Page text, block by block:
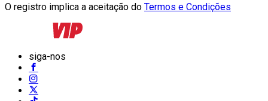
O registro implica a aceitação do Termos e Condições
siga-nos